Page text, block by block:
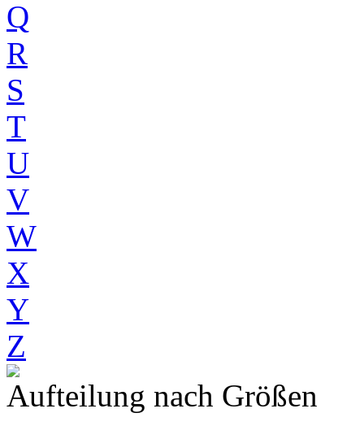
Q
R
S
T
U
V
W
X
Y
Z
Aufteilung nach Größen